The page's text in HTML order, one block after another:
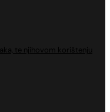
te njihovom korištenju